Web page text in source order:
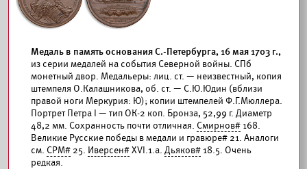
Медаль в память основания С.-Петербурга, 16 мая 1703 г.,
из серии медалей на события Северной войны. СПб
монетный двор. Медальеры: лиц. ст. — неизвестный, копия
штемпеля О.Калашникова, об. ст. — С.Ю.Юдин (вблизи
правой ноги Меркурия: Ю); копии штемпелей Ф.Г.Мюллера.
Портрет Петра I — тип ОК-2 коп. Бронза, 52,99 г. Диаметр
48,2 мм. Сохранность почти отличная. Смирнов# 168.
Великие Русские победы в медали и гравюре# 21. Аналоги
см. СРМ# 25. Иверсен#XVI.1.а. Дьяков# 18.5. Очень
редкая.